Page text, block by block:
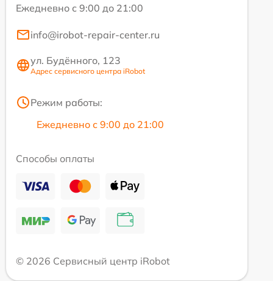
Ежедневно с 9:00 до 21:00
info@irobot-repair-center.ru
ул. Будённого, 123
Адрес сервисного центра iRobot
Режим работы:
Ежедневно с 9:00 до 21:00
Способы оплаты
© 2026 Сервисный центр iRobot